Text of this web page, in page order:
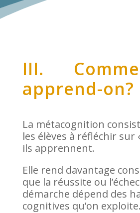
III.
apprend-on?
La métacognition
les élèves à réfléchir sur
ils apprennent.
Elle rend davantage
que la réussite ou
démarche dépend des
cognitives qu’on exploite.